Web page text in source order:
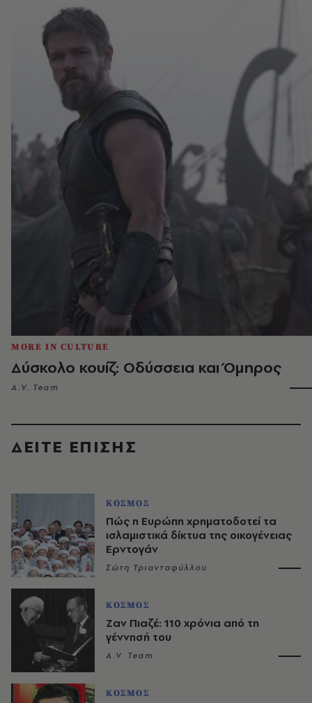
MORE IN CULTURE
Δύσκολο κουίζ: Οδύσσεια και Όμηρος
A.V. Team
ΔΕΙΤΕ ΕΠΙΣΗΣ
ΚΟΣΜΟΣ
Πώς η Ευρώπη χρηματοδοτεί τα
ισλαμιστικά δίκτυα της οικογένειας
Ερντογάν
Σώτη Τριανταφύλλου
ΚΟΣΜΟΣ
Ζαν Πιαζέ: 110 χρόνια από τη
γέννησή του
A.V. Team
ΚΟΣΜΟΣ